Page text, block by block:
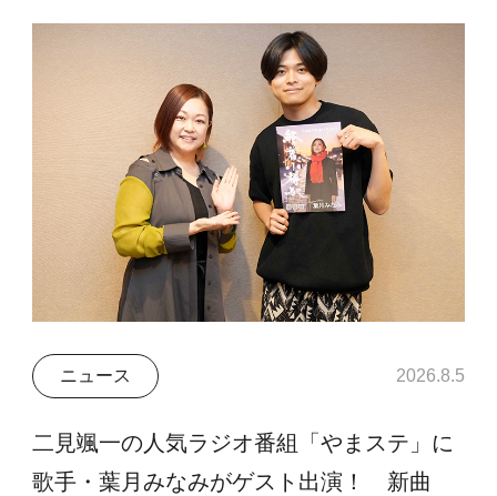
ニュース 2026.8.5
二見颯一の人気ラジオ番組「やまステ」に
歌手・葉月みなみがゲスト出演！ 新曲